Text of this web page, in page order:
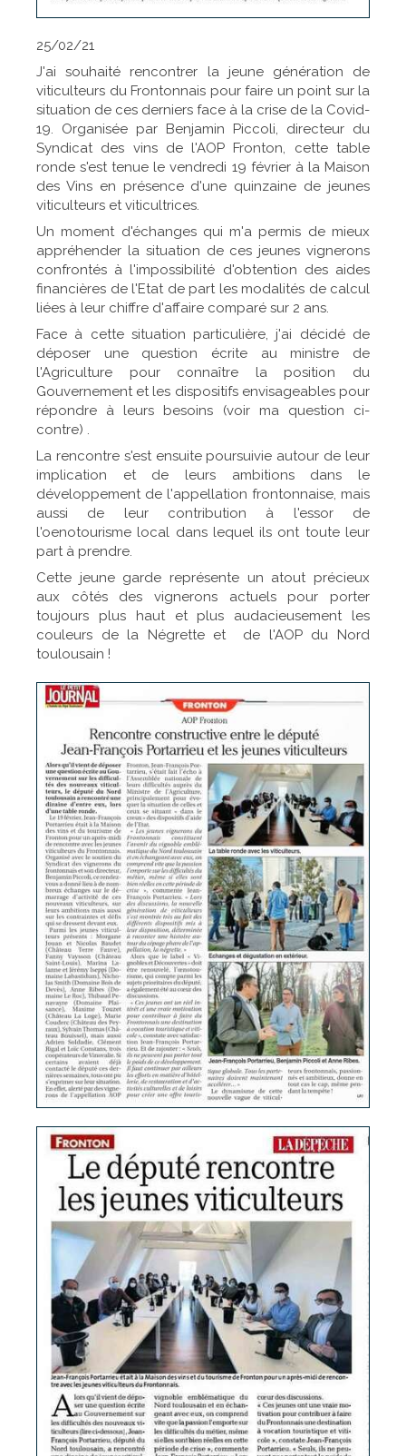
25/02/21
J'ai souhaité rencontrer la jeune génération de
viticulteurs du Frontonnais pour faire un point sur la
situation de ces derniers face à la crise de la Covid-
19. Organisée par Benjamin Piccoli, directeur du
Syndicat des vins de l'AOP Fronton, cette table
ronde s'est tenue le vendredi 19 février à la Maison
des Vins en présence d'une quinzaine de jeunes
viticulteurs et viticultrices.
Un moment d'échanges qui m'a permis de mieux
appréhender la situation de ces jeunes vignerons
confrontés à l'impossibilité d'obtention des aides
financières de l'Etat de part les modalités de calcul
liées à leur chiffre d'affaire comparé sur 2 ans.
Face à cette situation particulière, j'ai décidé de
déposer une question écrite au ministre de
l'Agriculture pour connaître la position du
Gouvernement et les dispositifs envisageables pour
répondre à leurs besoins (voir ma question ci-
contre) .
La rencontre s'est ensuite poursuivie autour de leur
implication et de leurs ambitions dans le
développement de l'appellation frontonnaise, mais
aussi de leur contribution à l'essor de
l'oenotourisme local dans lequel ils ont toute leur
part à prendre.
Cette jeune garde représente un atout précieux
aux côtés des vignerons actuels pour porter
toujours plus haut et plus audacieusement les
couleurs de la Négrette et de l'AOP du Nord
toulousain !